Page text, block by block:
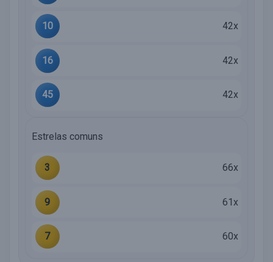
10 42x
16 42x
45 42x
Estrelas comuns
3 66x
9 61x
7 60x